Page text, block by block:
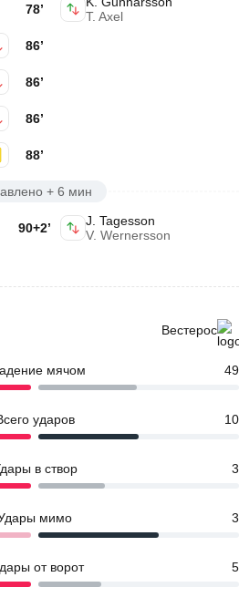
T. Axel
78’
86’
86’
86’
88’
+ 6 мин
J. Tagesson
V. Wernersson
90+2’
Вестерос
мячом 49
ударов 10
в створ 3
мимо 3
от ворот 5